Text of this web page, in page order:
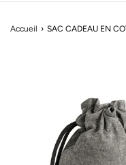
Accueil › SAC CADEAU EN